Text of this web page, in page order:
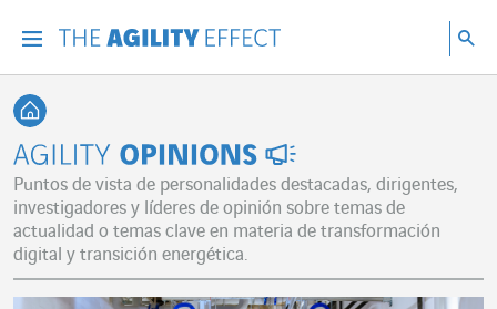
Volver a Inicio
Agility Opinions
Puntos de vista de personalidades destacadas, dirigentes,
investigadores y líderes de opinión sobre temas de
actualidad o temas clave en materia de transformación
digital y transición energética.